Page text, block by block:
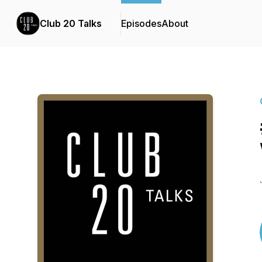
Club 20 Talks EpisodesAbout